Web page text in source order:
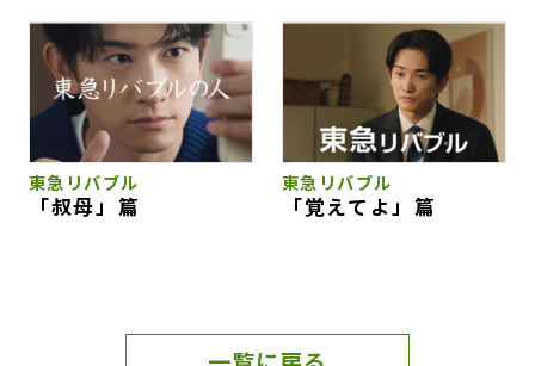
東急リバブル
「叔母」篇
東急リバブル
「覚えてよ」篇